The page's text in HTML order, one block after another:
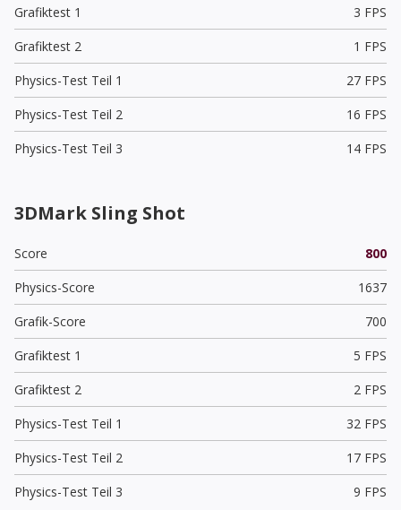
Grafiktest 1
3 FPS
Grafiktest 2
1 FPS
Physics-Test Teil 1
27 FPS
Physics-Test Teil 2
16 FPS
Physics-Test Teil 3
14 FPS
3DMark Sling Shot
Score
800
Physics-Score
1637
Grafik-Score
700
Grafiktest 1
5 FPS
Grafiktest 2
2 FPS
Physics-Test Teil 1
32 FPS
Physics-Test Teil 2
17 FPS
Physics-Test Teil 3
9 FPS